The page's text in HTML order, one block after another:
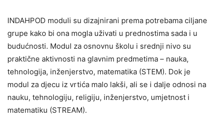
INDAHPOD moduli su dizajnirani prema potrebama ciljane
grupe kako bi ona mogla uživati ​​u prednostima sada i u
budućnosti. Modul za osnovnu školu i srednji nivo su
praktične aktivnosti na glavnim predmetima – nauka,
tehnologija, inženjerstvo, matematika (STEM). Dok je
modul za djecu iz vrtića malo lakši, ali se i dalje odnosi na
nauku, tehnologiju, religiju, inženjerstvo, umjetnost i
matematiku (STREAM).